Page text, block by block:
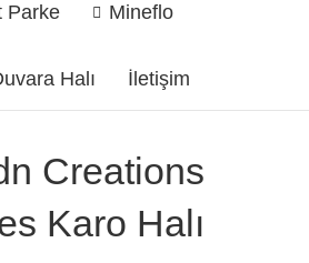
Parke Mineflo
Halı İletişim
Creations
Karo Halı